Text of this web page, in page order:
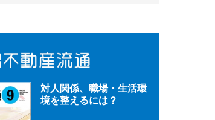
対人関係、職場・生活環
境を整えるには？